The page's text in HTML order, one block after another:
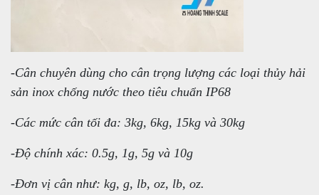
-Cân chuyên dùng cho cân trọng lượng các loại thủy hải
sản inox chống nước theo tiêu chuẩn IP68
-Các mức cân tối đa: 3kg, 6kg, 15kg và 30kg
-Độ chính xác: 0.5g, 1g, 5g và 10g
-Đơn vị cân như: kg, g, lb, oz, lb, oz.